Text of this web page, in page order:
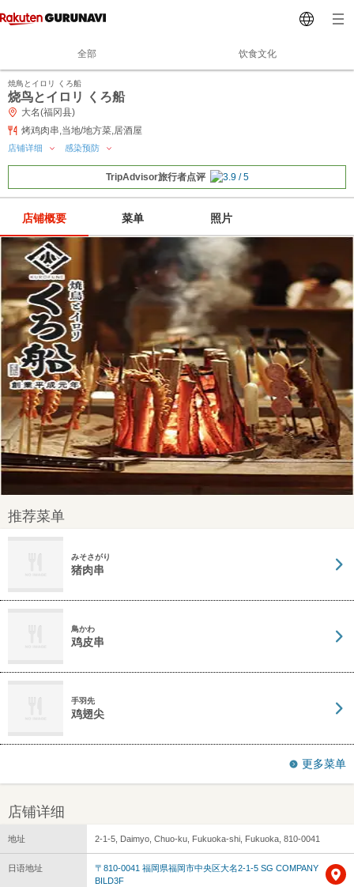
全部 饮食文化
焼鳥とイロリ くろ船
烧鸟とイロリ くろ船
大名(福冈县)
烤鸡肉串,当地/地方菜,居酒屋
店铺详细 感染预防
TripAdvisor旅行者点评
店铺概要 菜单 照片
推荐菜单
みそさがり
猪肉串
鳥かわ
鸡皮串
手羽先
鸡翅尖
更多菜单
店铺详细
地址 2-1-5, Daimyo, Chuo-ku, Fukuoka-shi, Fukuoka, 810-0041
日语地址
〒810-0041 福岡県福岡市中央区大名2-1-5 SG COMPANY
BILD3F